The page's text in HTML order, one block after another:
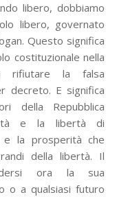
libero, dobbiamo
libero, governato
Questo significa
costituzionale nella
rifiutare la falsa
decreto. E significa
della Repubblica
e la libertà di
e la prosperità che
della libertà. Il
ora la sua
o a qualsiasi futuro